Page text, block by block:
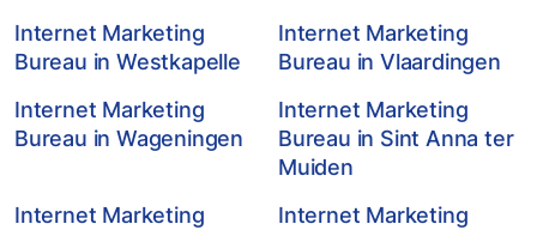
Internet Marketing
Bureau in Westkapelle
Internet Marketing
Bureau in Vlaardingen
Internet Marketing
Bureau in Wageningen
Internet Marketing
Bureau in Sint Anna ter
Muiden
Internet Marketing
Internet Marketing